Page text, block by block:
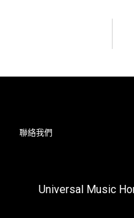
聯絡我們
Universal Music